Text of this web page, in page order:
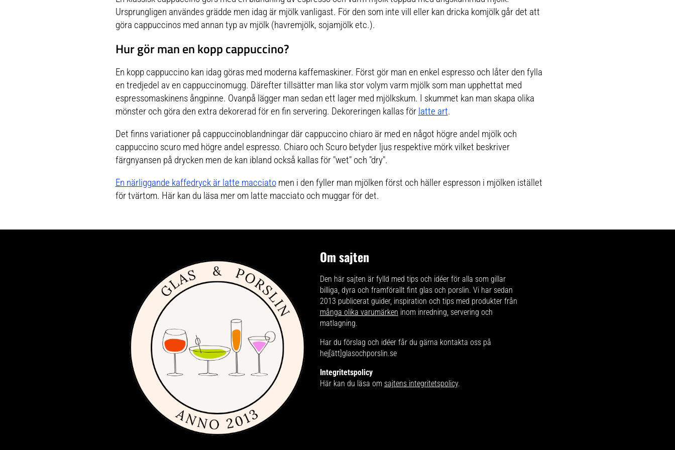
Mikrowelle.Dieser Artikel ist spülmaschinenfest.Diese
Aufgrund des Herstellungsprozesses sind kleine
Toleranzen in den Abmessungen möglich.Das Produkt
besteht aus
Ursprungligen användes grädde men idag är mjölk vanligast. För den som inte vill eller kan dricka komjölk går det att
göra cappuccinos med annan typ av mjölk (havremjölk, sojamjölk etc.).
Hur gör man en kopp cappuccino?
En kopp cappuccino kan idag göras med moderna kaffemaskiner. Först gör man en enkel espresso och låter den fylla
en tredjedel av en cappuccinomugg. Därefter tillsätter man lika stor volym varm mjölk som man upphettat med
espressomaskinens ångpinne. Ovanpå lägger man sedan ett lager med mjölkskum. I skummet kan man skapa olika
mönster och göra den extra dekorerad för en fin servering. Dekoreringen kallas för latte art.
Det finns variationer på cappuccinoblandningar där cappuccino chiaro är med en något högre andel mjölk och
cappuccino scuro med högre andel espresso. Chiaro och Scuro betyder ljus respektive mörk vilket beskriver
färgnyansen på drycken men de kan ibland också kallas för "wet" och "dry".
En närliggande kaffedryck är latte macciatomen i den fyller man mjölken först och häller espresson i mjölken istället
för tvärtom. Här kan du läsa mer om latte macciato och muggar för det.
Om sajten
Den här sajten är fylld med tips och idéer för alla som gillar
billiga, dyra och framförallt fint glas och porslin. Vi har sedan
2013 publicerat guider, inspiration och tips med produkter från
många olika varumärken inom inredning, servering och
matlagning.
Har du förslag och idéer får du gärna kontakta oss på
hej[ätt]glasochporslin.se
Integritetspolicy
Här kan du läsa om sajtens integritetspolicy.